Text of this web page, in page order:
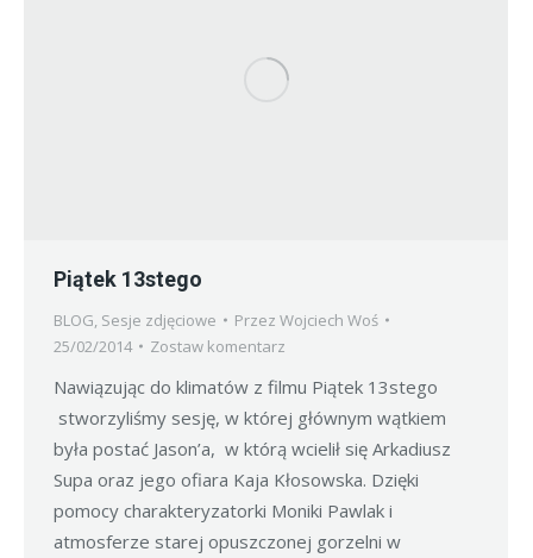
Piątek 13stego
BLOG, Sesje zdjęciowe Przez Wojciech Woś
25/02/2014
Zostaw komentarz
Nawiązując do klimatów z filmu Piątek 13stego
stworzyliśmy sesję, w której głównym wątkiem
była postać Jason’a, w którą wcielił się Arkadiusz
Supa oraz jego ofiara Kaja Kłosowska. Dzięki
pomocy charakteryzatorki Moniki Pawlak i
atmosferze starej opuszczonej gorzelni w